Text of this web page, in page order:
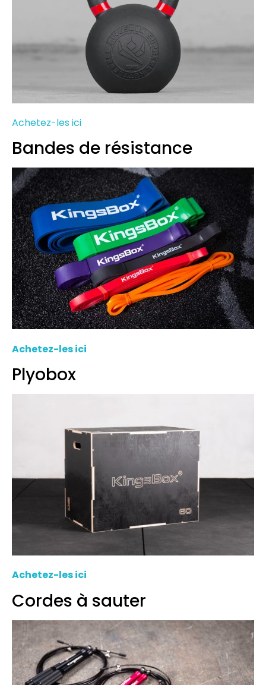
Achetez-les ici
Bandes de résistance
Achetez-les ici
Plyobox
Achetez-les ici
Cordes à sauter